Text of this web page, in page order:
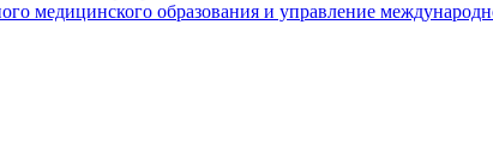
медицинского образования и управление